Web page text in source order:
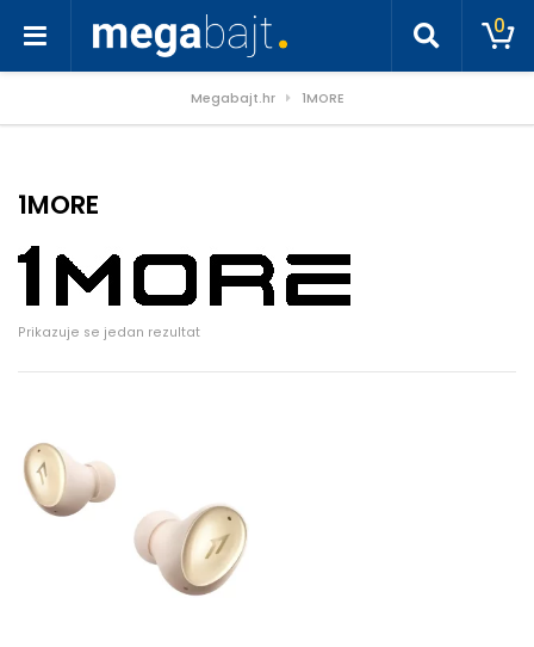
0
Megabajt.hr 1MORE
1MORE
Prikazuje se jedan rezultat